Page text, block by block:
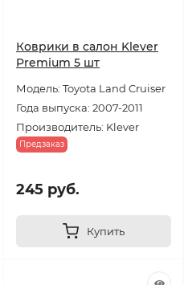
Коврики в салон Klever
Premium 5 шт
Модель: Toyota Land Cruiser
Года выпуска: 2007-2011
Производитель: Klever
Предзаказ
245 руб.
Купить